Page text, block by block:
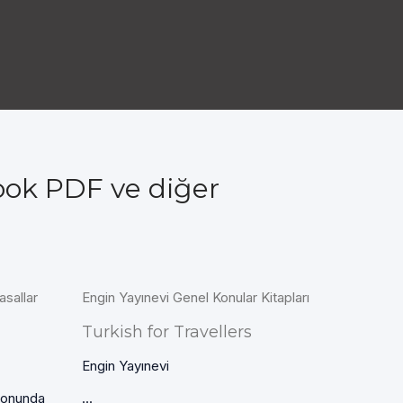
PDF ve diğer
Engin Yayınevi Genel Konular Kitapları
Turkish for Travellers
Engin Yayınevi
...